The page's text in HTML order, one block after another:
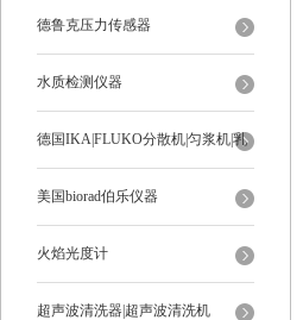
力校验仪
德鲁克压力传感器
水质检测仪器
德国IKA|FLUKO分散机|匀浆机|乳
化机
美国biorad伯乐仪器
火焰光度计
超声波清洗器|超声波清洗机